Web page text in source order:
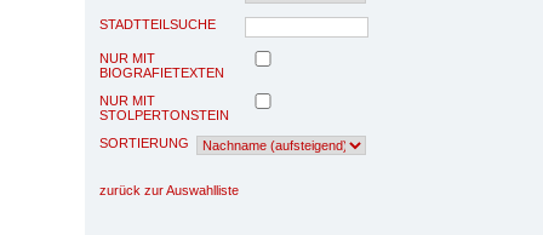
STADTTEILSUCHE
NUR MIT
BIOGRAFIETEXTEN
NUR MIT
STOLPERTONSTEIN
SORTIERUNG
zurück zur Auswahlliste